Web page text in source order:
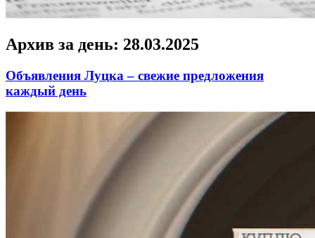
Архив за день: 28.03.2025
Объявления Луцка – свежие предложения
каждый день